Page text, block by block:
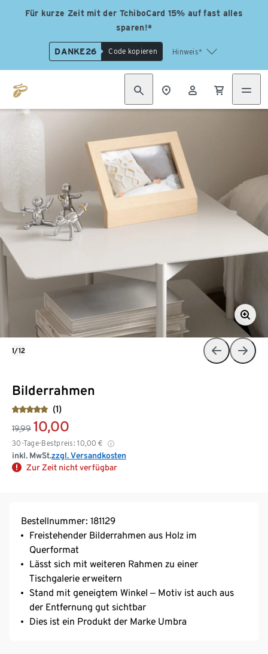
Für kurze Zeit mit der TchiboCard 15% auf fast alles
sparen!*
DANKE26 Code kopieren Hinweis*
Bilderrahmen
(1)
19,99 10,00
30-Tage-Bestpreis: 10,00 €
inkl. MwSt.zzgl. Versandkosten
Zur Zeit nicht verfügbar
1/12
Bestellnummer: 181129
Freistehender Bilderrahmen aus Holz im
Querformat
Lässt sich mit weiteren Rahmen zu einer
Tischgalerie erweitern
Stand mit geneigtem Winkel ‒ Motiv ist auch aus
der Entfernung gut sichtbar
Dies ist ein Produkt der Marke Umbra